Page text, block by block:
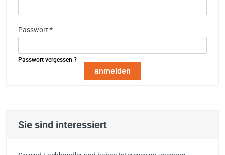
Passwort:*
Passwort vergessen ?
Sie sind interessiert